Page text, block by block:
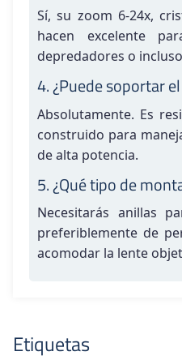
Sí, su zoom 6-24x,
hacen excelente
depredadores o
4. ¿Puede soportar
Absolutamente. Es
construido para
de alta potencia.
5. ¿Qué tipo de
Necesitarás anillas
preferiblemente de
acomodar la lente
Etiquetas